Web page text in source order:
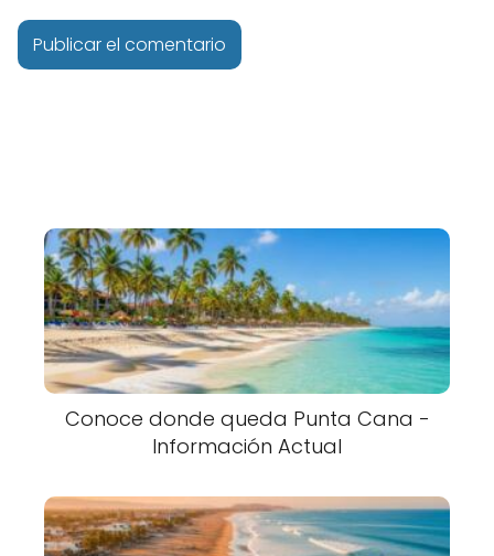
Conoce donde queda Punta Cana -
Información Actual